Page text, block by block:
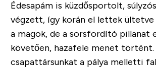
Édesapám is küzdősportolt,
végzett, így korán el lettek ültetve
a magok, de a sorsfordító pillanat
követően, hazafele menet történt.
csapattársunkat a pálya melletti